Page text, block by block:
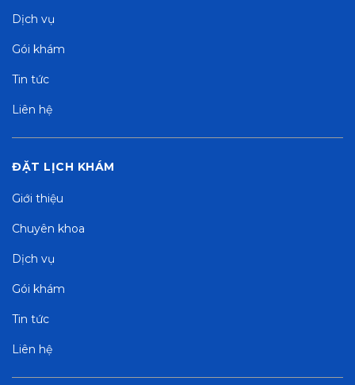
Dịch vụ
Gói khám
Tin tức
Liên hệ
ĐẶT LỊCH KHÁM
Giới thiệu
Chuyên khoa
Dịch vụ
Gói khám
Tin tức
Liên hệ